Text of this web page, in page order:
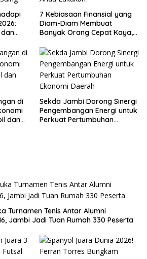
7 Kebiasaan Finansial yang
Diam-Diam Membuat
Banyak Orang Cepat Kaya,
di
dan
Sekda Jambi Dorong Sinergi
Pengembangan Energi untuk
Perkuat Pertumbuhan
Turnamen Tenis Antar Alumni
Jambi Jadi Tuan Rumah 330 Peserta